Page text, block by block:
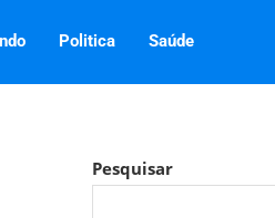
Politica Saúde
Pesquisar